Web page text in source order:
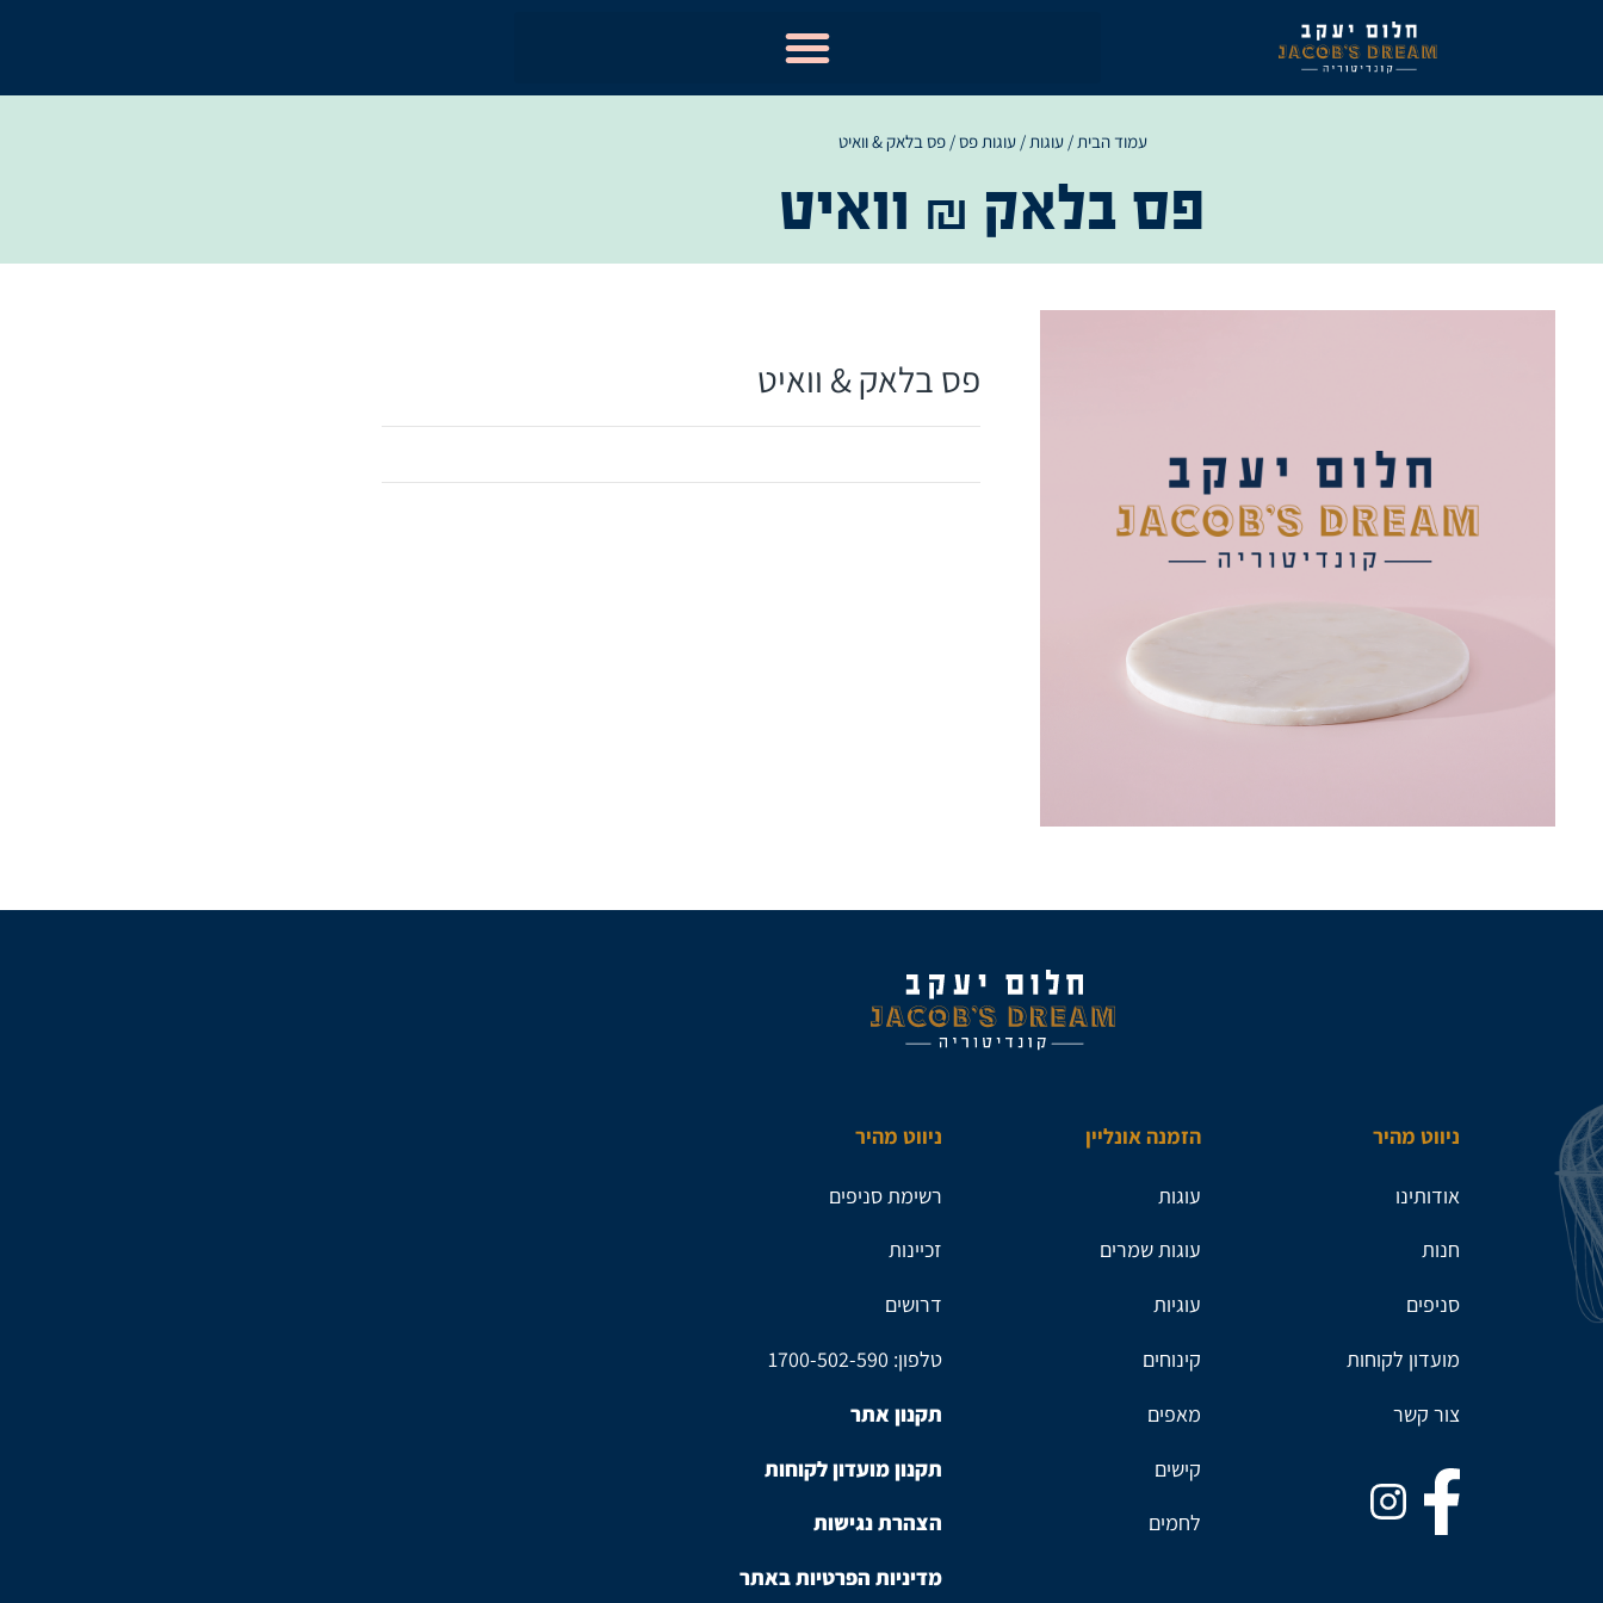
עמוד הבית/עוגות/עוגות פס/ פס בלאק & וואיט
פס בלאק & וואיט
פס בלאק & וואיט
ניווט מהיר
אודותינו
חנות
סניפים
מועדון לקוחות
צור קשר
הזמנה אונליין
עוגות
עוגות שמרים
עוגיות
קינוחים
מאפים
קישים
לחמים
ניווט מהיר
רשימת סניפים
זכיינות
דרושים
טלפון: 1700-502-590
תקנון אתר
תקנון מועדון לקוחות
הצהרת נגישות
מדיניות הפרטיות באתר